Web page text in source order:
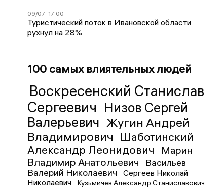
09/07 17:00
Туристический поток в Ивановской области
рухнул на 28%
100 самых влиятельных людей
Воскресенский Станислав
Сергеевич Низов Сергей
Валерьевич Жугин Андрей
Владимирович
Шаботинский
Александр Леонидович
Марин
Владимир Анатольевич
Васильев
Валерий Николаевич
Сергеев Николай
Николаевич
Кузьмичев Александр Станиславович